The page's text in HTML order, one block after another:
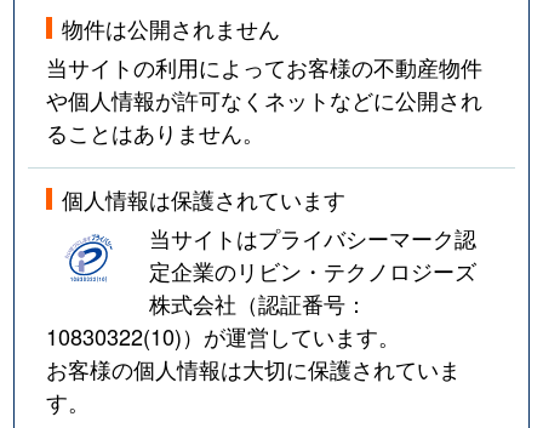
物件は公開されません
当サイトの利用によってお客様の不動産物件
や個人情報が許可なくネットなどに公開され
ることはありません。
個人情報は保護されています
当サイトはプライバシーマーク認
定企業のリビン・テクノロジーズ
株式会社（認証番号：
10830322(10)）が運営しています。
お客様の個人情報は大切に保護されていま
す。